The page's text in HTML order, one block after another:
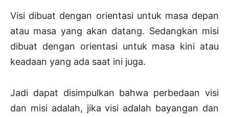
Visi dibuat dengan orientasi untuk masa depan
atau masa yang akan datang. Sedangkan misi
dibuat dengan orientasi untuk masa kini atau
keadaan yang ada saat ini juga.
Jadi dapat disimpulkan bahwa perbedaan visi
dan misi adalah, jika visi adalah bayangan dan